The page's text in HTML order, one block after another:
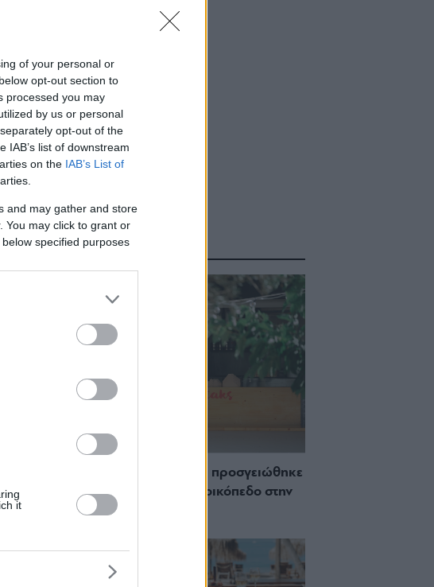
of your personal or
opt-out section to
processed you may
by us or personal
opt-out of the
IAB’s list of downstream
on the IAB’s List of
and may gather and store
You may click to grant or
specified purposes
it
ΔΙΑΒΑΣΤΕ ΑΚΟΜΑ
Staks: Πώς μια cool καντίνα προσγειώθηκε
(και ρίζωσε) σε ένα αθέατο οικόπεδο στην
Ανάβυσσο
Bolivar πας (και) για το